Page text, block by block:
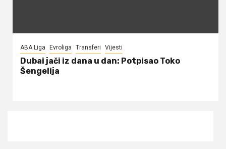
ABA Liga Evroliga Transferi Vijesti
Dubai jači iz dana u dan: Potpisao Toko
Šengelija